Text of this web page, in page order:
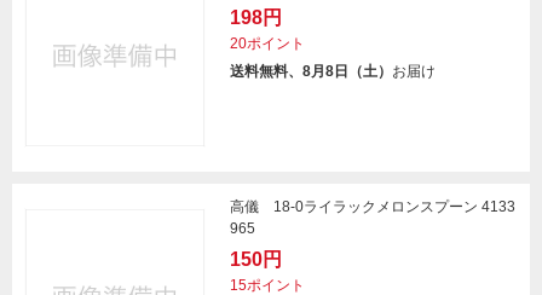
198円
20ポイント
送料無料、8月8日（土） お届け
高儀 18-0ライラックメロンスプーン 4133
965
150円
15ポイント